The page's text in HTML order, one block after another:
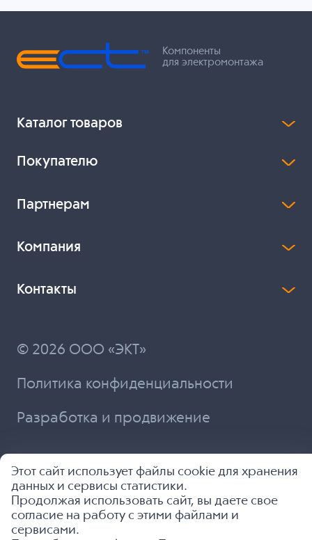
Компоненты
для электромонтажа
Каталог товаров
Покупателю
Партнерам
Компания
Контакты
© 2026 ООО «ЭКТ»
Политика конфиденциальности
Разработка и продвижение
Этот сайт использует файлы cookie для хранения
данных и сервисы статистики.
Продолжая использовать сайт, вы даете свое
согласие на работу с этими файлами и
сервисами.